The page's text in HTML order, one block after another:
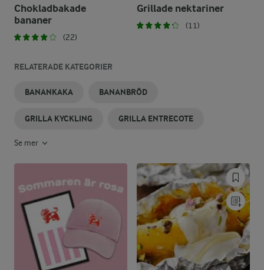
Chokladbakade
bananer
(22)
Grillade nektariner
(11)
RELATERADE KATEGORIER
BANANKAKA BANANBRÖD
GRILLA KYCKLING GRILLA ENTRECOTE
Se mer